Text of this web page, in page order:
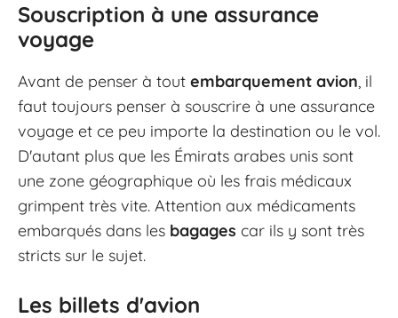
Souscription à une assurance
voyage
Avant de penser à tout embarquement avion, il
faut toujours penser à souscrire à une assurance
voyage et ce peu importe la destination ou le vol.
D'autant plus que les Émirats arabes unis sont
une zone géographique où les frais médicaux
grimpent très vite. Attention aux médicaments
embarqués dans les bagages car ils y sont très
stricts sur le sujet.
Les billets d'avion